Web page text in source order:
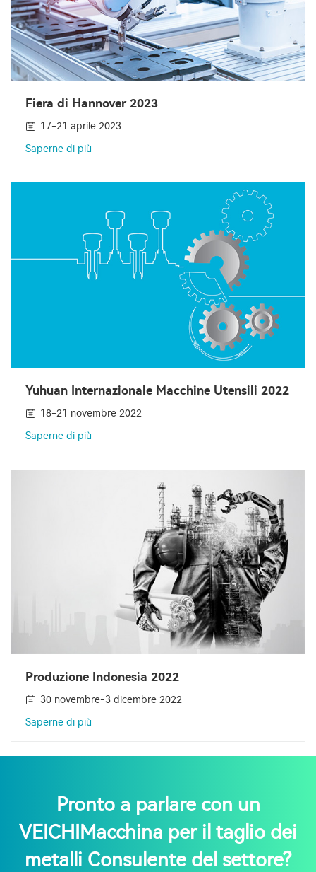
Fiera di Hannover 2023
17-21 aprile 2023
Saperne di più
Yuhuan Internazionale Macchine Utensili 2022
18-21 novembre 2022
Saperne di più
Produzione Indonesia 2022
30 novembre-3 dicembre 2022
Saperne di più
Pronto a parlare con un
VEICHIMacchina per il taglio dei
metalli Consulente del settore?